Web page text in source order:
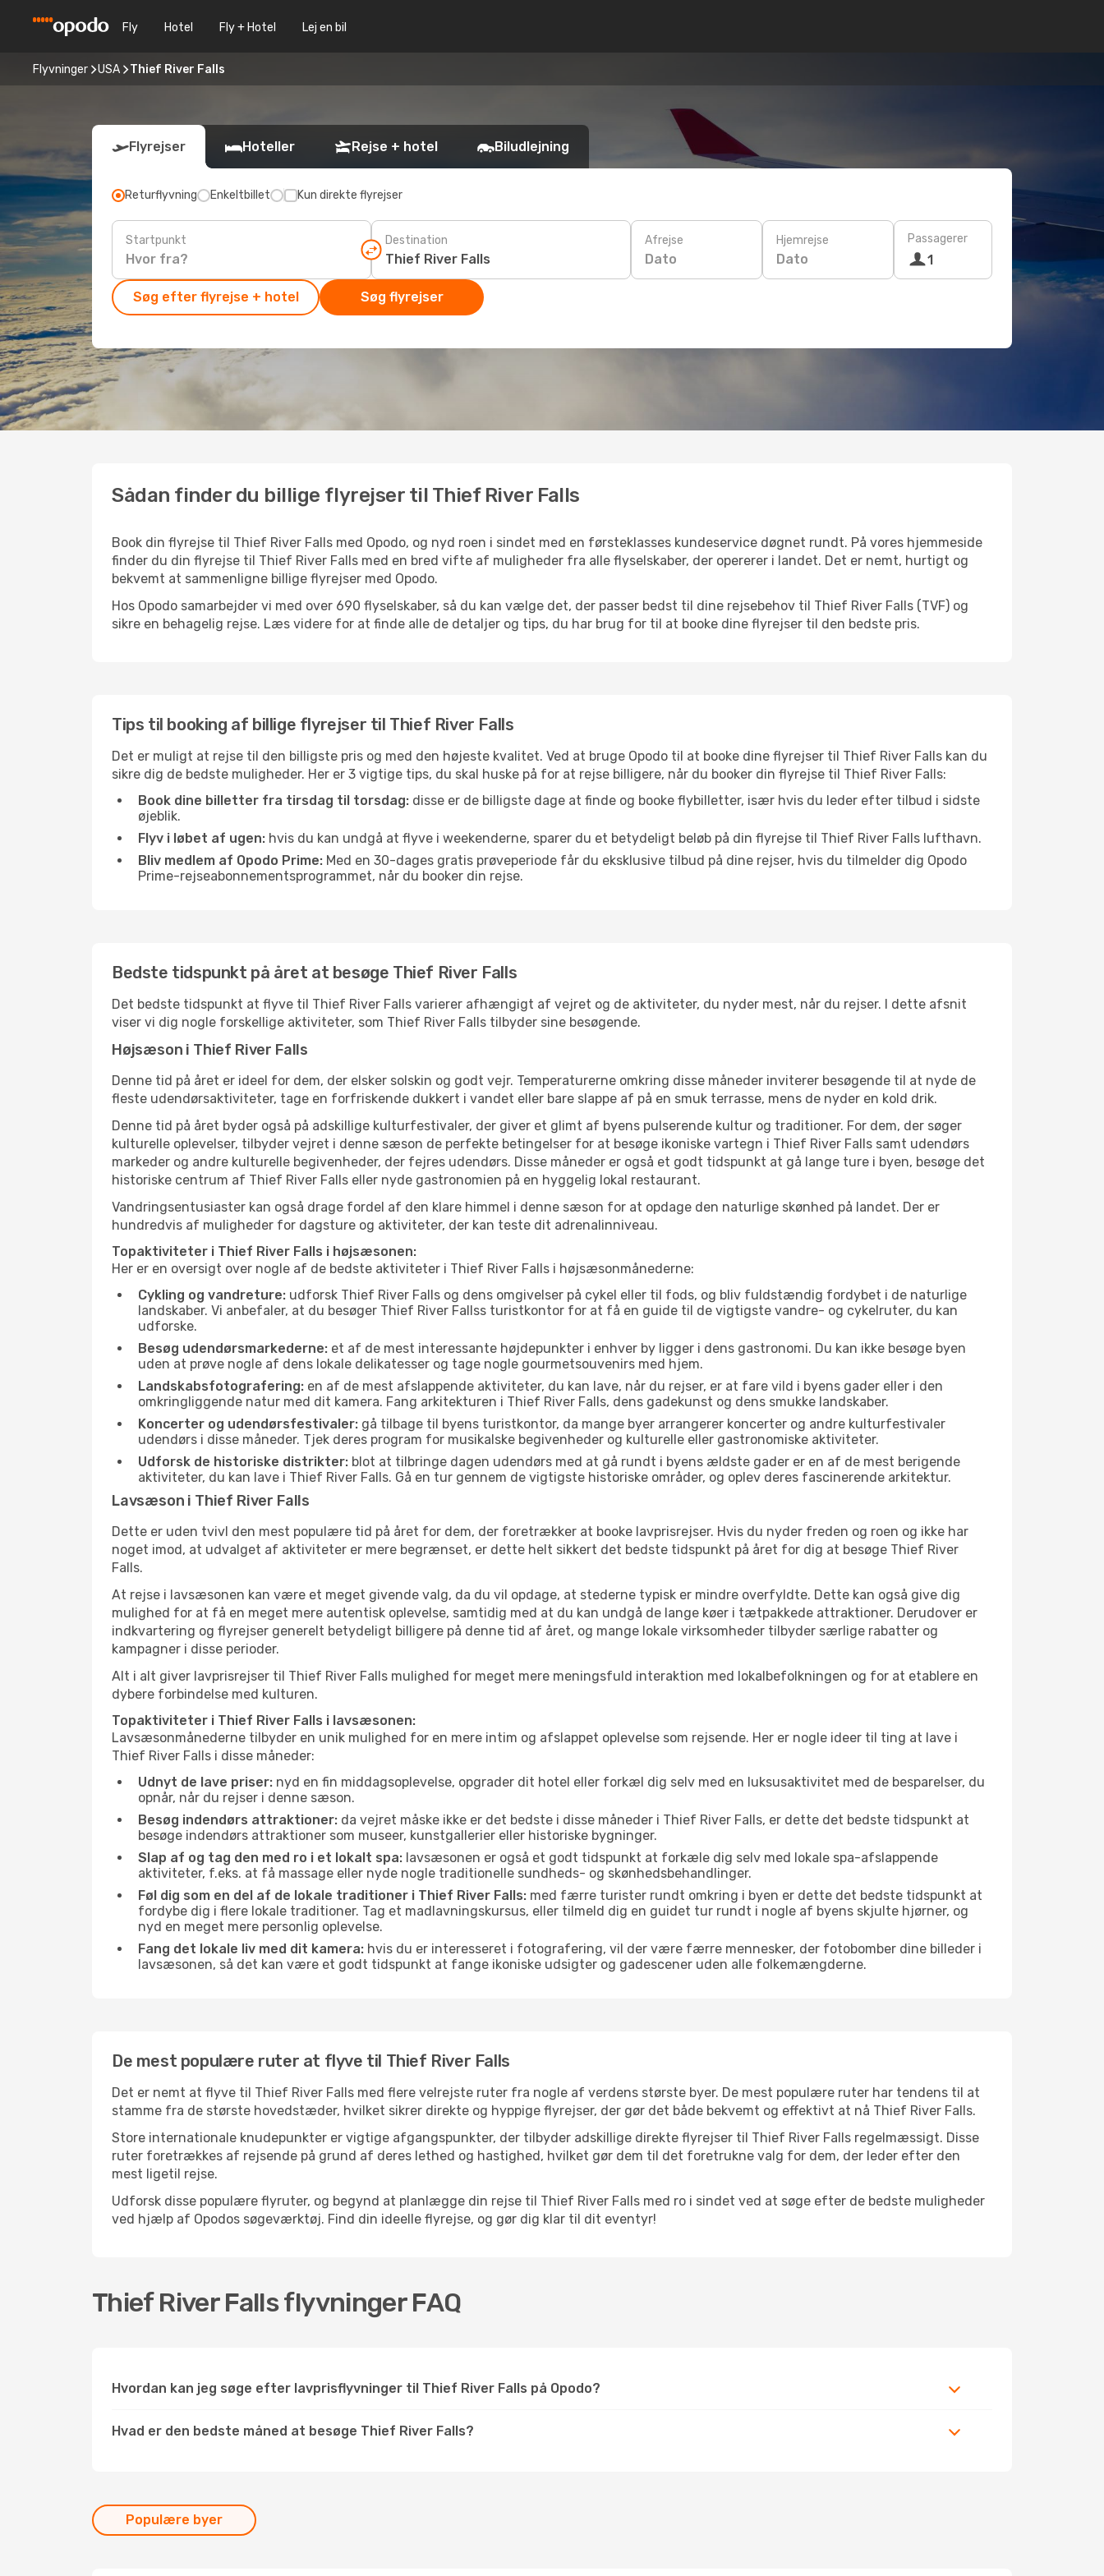
Fly Hotel Fly + Hotel Lej en bil
Flyvninger USA Thief River Falls
Flyrejser Hoteller Rejse + hotel Biludlejning
Returflyvning Enkeltbillet Kun direkte flyrejser
Startpunkt Destination Afrejse
Dato
Hjemrejse
Dato
Passagerer
1
Søg efter flyrejse + hotel Søg flyrejser
Sådan finder du billige flyrejser til Thief River Falls
Book din flyrejse til Thief River Falls med Opodo, og nyd roen i sindet med en førsteklasses kundeservice døgnet rundt. På vores hjemmeside
finder du din flyrejse til Thief River Falls med en bred vifte af muligheder fra alle flyselskaber, der opererer i landet. Det er nemt, hurtigt og
bekvemt at sammenligne billige flyrejser med Opodo.
Hos Opodo samarbejder vi med over 690 flyselskaber, så du kan vælge det, der passer bedst til dine rejsebehov til Thief River Falls (TVF) og
sikre en behagelig rejse. Læs videre for at finde alle de detaljer og tips, du har brug for til at booke dine flyrejser til den bedste pris.
Tips til booking af billige flyrejser til Thief River Falls
Det er muligt at rejse til den billigste pris og med den højeste kvalitet. Ved at bruge Opodo til at booke dine flyrejser til Thief River Falls kan du
sikre dig de bedste muligheder. Her er 3 vigtige tips, du skal huske på for at rejse billigere, når du booker din flyrejse til Thief River Falls:
Book dine billetter fra tirsdag til torsdag: disse er de billigste dage at finde og booke flybilletter, især hvis du leder efter tilbud i sidste
øjeblik.
Flyv i løbet af ugen: hvis du kan undgå at flyve i weekenderne, sparer du et betydeligt beløb på din flyrejse til Thief River Falls lufthavn.
Bliv medlem af Opodo Prime: Med en 30-dages gratis prøveperiode får du eksklusive tilbud på dine rejser, hvis du tilmelder dig Opodo
Prime-rejseabonnementsprogrammet, når du booker din rejse.
Bedste tidspunkt på året at besøge Thief River Falls
Det bedste tidspunkt at flyve til Thief River Falls varierer afhængigt af vejret og de aktiviteter, du nyder mest, når du rejser. I dette afsnit
viser vi dig nogle forskellige aktiviteter, som Thief River Falls tilbyder sine besøgende.
Højsæson i Thief River Falls
Denne tid på året er ideel for dem, der elsker solskin og godt vejr. Temperaturerne omkring disse måneder inviterer besøgende til at nyde de
fleste udendørsaktiviteter, tage en forfriskende dukkert i vandet eller bare slappe af på en smuk terrasse, mens de nyder en kold drik.
Denne tid på året byder også på adskillige kulturfestivaler, der giver et glimt af byens pulserende kultur og traditioner. For dem, der søger
kulturelle oplevelser, tilbyder vejret i denne sæson de perfekte betingelser for at besøge ikoniske vartegn i Thief River Falls samt udendørs
markeder og andre kulturelle begivenheder, der fejres udendørs. Disse måneder er også et godt tidspunkt at gå lange ture i byen, besøge det
historiske centrum af Thief River Falls eller nyde gastronomien på en hyggelig lokal restaurant.
Vandringsentusiaster kan også drage fordel af den klare himmel i denne sæson for at opdage den naturlige skønhed på landet. Der er
hundredvis af muligheder for dagsture og aktiviteter, der kan teste dit adrenalinniveau.
Topaktiviteter i Thief River Falls i højsæsonen:
Her er en oversigt over nogle af de bedste aktiviteter i Thief River Falls i højsæsonmånederne:
Cykling og vandreture: udforsk Thief River Falls og dens omgivelser på cykel eller til fods, og bliv fuldstændig fordybet i de naturlige
landskaber. Vi anbefaler, at du besøger Thief River Fallss turistkontor for at få en guide til de vigtigste vandre- og cykelruter, du kan
udforske.
Besøg udendørsmarkederne: et af de mest interessante højdepunkter i enhver by ligger i dens gastronomi. Du kan ikke besøge byen
uden at prøve nogle af dens lokale delikatesser og tage nogle gourmetsouvenirs med hjem.
Landskabsfotografering: en af de mest afslappende aktiviteter, du kan lave, når du rejser, er at fare vild i byens gader eller i den
omkringliggende natur med dit kamera. Fang arkitekturen i Thief River Falls, dens gadekunst og dens smukke landskaber.
Koncerter og udendørsfestivaler: gå tilbage til byens turistkontor, da mange byer arrangerer koncerter og andre kulturfestivaler
udendørs i disse måneder. Tjek deres program for musikalske begivenheder og kulturelle eller gastronomiske aktiviteter.
Udforsk de historiske distrikter: blot at tilbringe dagen udendørs med at gå rundt i byens ældste gader er en af de mest berigende
aktiviteter, du kan lave i Thief River Falls. Gå en tur gennem de vigtigste historiske områder, og oplev deres fascinerende arkitektur.
Lavsæson i Thief River Falls
Dette er uden tvivl den mest populære tid på året for dem, der foretrækker at booke lavprisrejser. Hvis du nyder freden og roen og ikke har
noget imod, at udvalget af aktiviteter er mere begrænset, er dette helt sikkert det bedste tidspunkt på året for dig at besøge Thief River
Falls.
At rejse i lavsæsonen kan være et meget givende valg, da du vil opdage, at stederne typisk er mindre overfyldte. Dette kan også give dig
mulighed for at få en meget mere autentisk oplevelse, samtidig med at du kan undgå de lange køer i tætpakkede attraktioner. Derudover er
indkvartering og flyrejser generelt betydeligt billigere på denne tid af året, og mange lokale virksomheder tilbyder særlige rabatter og
kampagner i disse perioder.
Alt i alt giver lavprisrejser til Thief River Falls mulighed for meget mere meningsfuld interaktion med lokalbefolkningen og for at etablere en
dybere forbindelse med kulturen.
Topaktiviteter i Thief River Falls i lavsæsonen:
Lavsæsonmånederne tilbyder en unik mulighed for en mere intim og afslappet oplevelse som rejsende. Her er nogle ideer til ting at lave i
Thief River Falls i disse måneder:
Udnyt de lave priser: nyd en fin middagsoplevelse, opgrader dit hotel eller forkæl dig selv med en luksusaktivitet med de besparelser, du
opnår, når du rejser i denne sæson.
Besøg indendørs attraktioner: da vejret måske ikke er det bedste i disse måneder i Thief River Falls, er dette det bedste tidspunkt at
besøge indendørs attraktioner som museer, kunstgallerier eller historiske bygninger.
Slap af og tag den med ro i et lokalt spa: lavsæsonen er også et godt tidspunkt at forkæle dig selv med lokale spa-afslappende
aktiviteter, f.eks. at få massage eller nyde nogle traditionelle sundheds- og skønhedsbehandlinger.
Føl dig som en del af de lokale traditioner i Thief River Falls: med færre turister rundt omkring i byen er dette det bedste tidspunkt at
fordybe dig i flere lokale traditioner. Tag et madlavningskursus, eller tilmeld dig en guidet tur rundt i nogle af byens skjulte hjørner, og
nyd en meget mere personlig oplevelse.
Fang det lokale liv med dit kamera: hvis du er interesseret i fotografering, vil der være færre mennesker, der fotobomber dine billeder i
lavsæsonen, så det kan være et godt tidspunkt at fange ikoniske udsigter og gadescener uden alle folkemængderne.
De mest populære ruter at flyve til Thief River Falls
Det er nemt at flyve til Thief River Falls med flere velrejste ruter fra nogle af verdens største byer. De mest populære ruter har tendens til at
stamme fra de største hovedstæder, hvilket sikrer direkte og hyppige flyrejser, der gør det både bekvemt og effektivt at nå Thief River Falls.
Store internationale knudepunkter er vigtige afgangspunkter, der tilbyder adskillige direkte flyrejser til Thief River Falls regelmæssigt. Disse
ruter foretrækkes af rejsende på grund af deres lethed og hastighed, hvilket gør dem til det foretrukne valg for dem, der leder efter den
mest ligetil rejse.
Udforsk disse populære flyruter, og begynd at planlægge din rejse til Thief River Falls med ro i sindet ved at søge efter de bedste muligheder
ved hjælp af Opodos søgeværktøj. Find din ideelle flyrejse, og gør dig klar til dit eventyr!
Thief River Falls flyvninger FAQ
Hvordan kan jeg søge efter lavprisflyvninger til Thief River Falls på Opodo?
Hvad er den bedste måned at besøge Thief River Falls?
Populære byer